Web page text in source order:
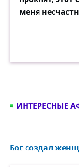
меня
ИНТЕРЕСНЫЕ
Бог создал